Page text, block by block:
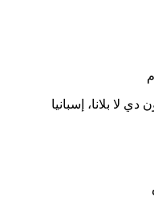
لا بلانا، إسبانيا